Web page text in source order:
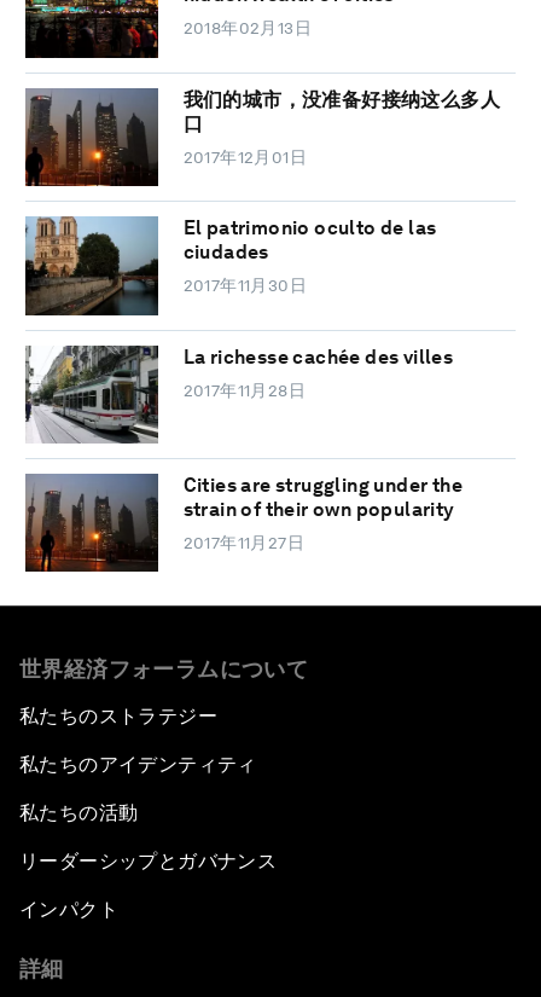
2018年02月13日
我们的城市，没准备好接纳这么多人
口
2017年12月01日
El patrimonio oculto de las
ciudades
2017年11月30日
La richesse cachée des villes
2017年11月28日
Cities are struggling under the
strain of their own popularity
2017年11月27日
世界経済フォーラムについて
私たちのストラテジー
私たちのアイデンティティ
私たちの活動
リーダーシップとガバナンス
インパクト
詳細